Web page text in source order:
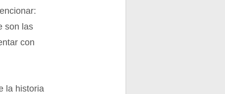
son las
con
la historia